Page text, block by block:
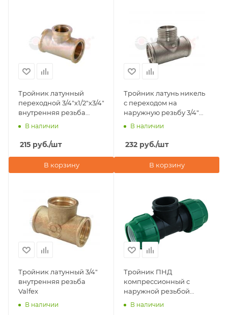
Тройник латунный
переходной 3/4"х1/2"х3/4"
внутренняя резьба
Valfex
В наличии
215 руб./шт
В корзину
Тройник латунь никель
с переходом на
наружную резьбу 3/4"
ВР-НР-ВР Valfex
В наличии
232 руб./шт
В корзину
Тройник латунный 3/4"
внутренняя резьба
Valfex
В наличии
Тройник ПНД
компрессионный с
наружной резьбой
32х3/4"х32 POELSAN
В наличии